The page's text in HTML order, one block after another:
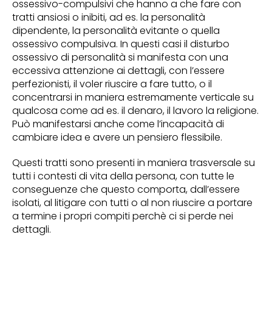
ossessivo-compulsivi che hanno a che fare con
tratti ansiosi o inibiti, ad es. la personalità
dipendente, la personalità evitante o quella
ossessivo compulsiva. In questi casi il disturbo
ossessivo di personalità si manifesta con una
eccessiva attenzione ai dettagli, con l’essere
perfezionisti, il voler riuscire a fare tutto, o il
concentrarsi in maniera estremamente verticale su
qualcosa come ad es. il denaro, il lavoro la religione.
Può manifestarsi anche come l’incapacità di
cambiare idea e avere un pensiero flessibile.
Questi tratti sono presenti in maniera trasversale su
tutti i contesti di vita della persona, con tutte le
conseguenze che questo comporta, dall’essere
isolati, al litigare con tutti o al non riuscire a portare
a termine i propri compiti perchè ci si perde nei
dettagli.